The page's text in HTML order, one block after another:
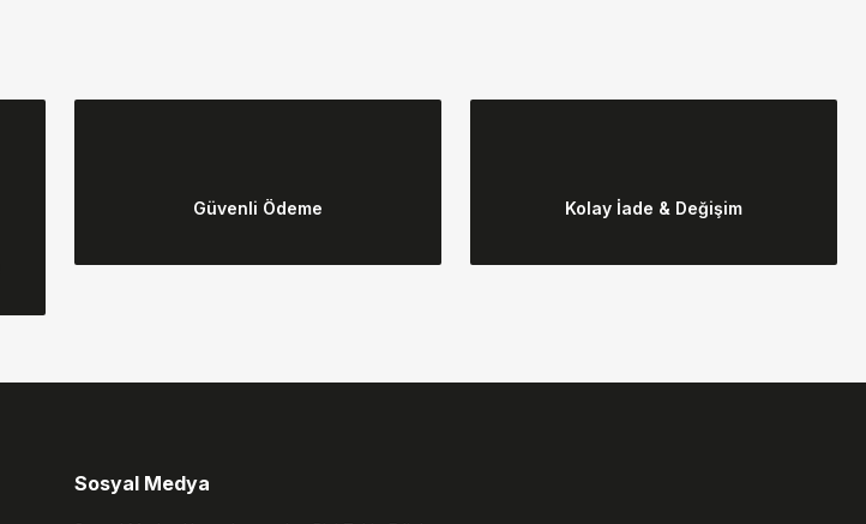
Güvenli Ödeme Kolay İade & Değişim
Sosyal Medya